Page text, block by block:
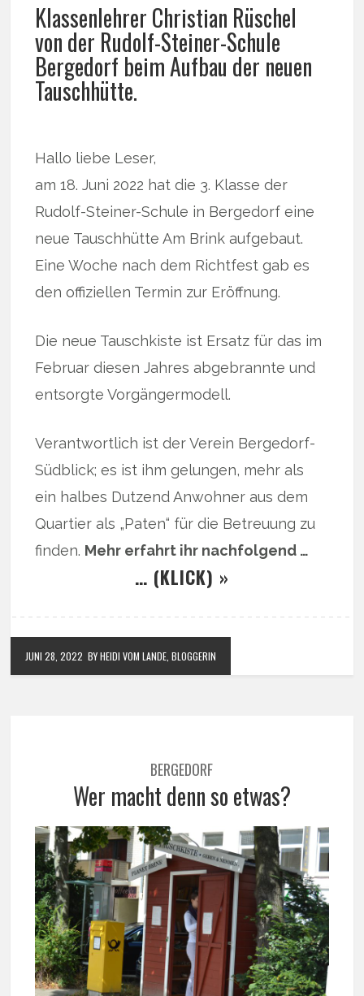
Klassenlehrer Christian Rüschel
von der Rudolf-Steiner-Schule
Bergedorf beim Aufbau der neuen
Tauschhütte.
Hallo liebe Leser,
am 18. Juni 2022 hat die 3. Klasse der
Rudolf-Steiner-Schule in Bergedorf eine
neue Tauschhütte Am Brink aufgebaut.
Eine Woche nach dem Richtfest gab es
den offiziellen Termin zur Eröffnung.
Die neue Tauschkiste ist Ersatz für das im
Februar diesen Jahres abgebrannte und
entsorgte Vorgängermodell.
Verantwortlich ist der Verein Bergedorf-
Südblick; es ist ihm gelungen, mehr als
ein halbes Dutzend Anwohner aus dem
Quartier als „Paten“ für die Betreuung zu
finden. Mehr erfahrt ihr nachfolgend …
… (KLICK) »
JUNI 28, 2022 BY HEIDI VOM LANDE, BLOGGERIN
BERGEDORF
Wer macht denn so etwas?